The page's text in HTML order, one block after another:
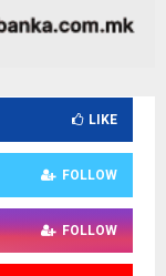
LIKE
FOLLOW
FOLLOW